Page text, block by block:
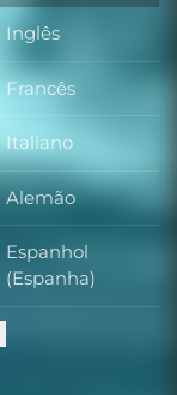
Inglês
Francês
Italiano
Alemão
Espanhol
(Espanha)